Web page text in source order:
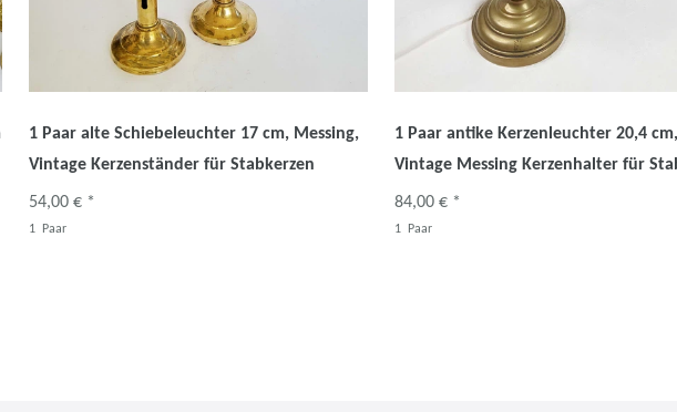
1 Paar alte Schiebeleuchter 17 cm, Messing,
Vintage Kerzenständer für Stabkerzen
54,00 € *
1 Paar
1 Paar antike Kerzenleuchter 20,4 cm,
Vintage Messing Kerzenhalter für
84,00 € *
1 Paar